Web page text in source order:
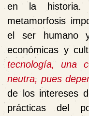
en la historia.
metamorfosis
el ser humano
económicas y
tecnología, una
neutra, pues
de los intereses
prácticas del